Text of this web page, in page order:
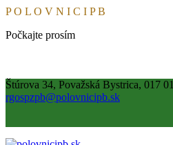
PO L O V N I C I PB
Počkajte prosím
Štúrova 34, Považská Bystrica, 017 01
rgospzpb@polovnicipb.sk